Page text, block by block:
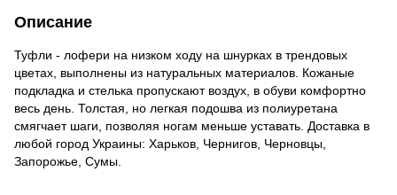
Описание
Туфли - лофери на низком ходу на шнурках в трендовых
цветах, выполнены из натуральных материалов. Кожаные
подкладка и стелька пропускают воздух, в обуви комфортно
весь день. Толстая, но легкая подошва из полиуретана
смягчает шаги, позволяя ногам меньше уставать. Доставка в
любой город Украины: Харьков, Чернигов, Черновцы,
Запорожье, Сумы.